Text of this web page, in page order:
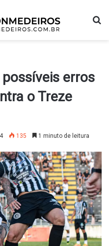
erros
o Treze
135 1 minuto de leitura